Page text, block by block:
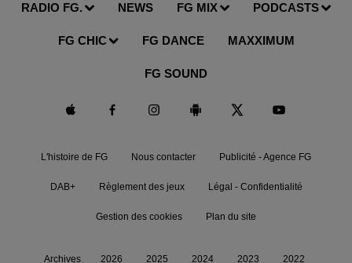
RADIO FG. NEWS FG MIX PODCASTS
FG CHIC FG DANCE MAXXIMUM
FG SOUND
L'histoire de FG Nous contacter Publicité - Agence FG
DAB+ Règlement des jeux Légal - Confidentialité
Gestion des cookies Plan du site
Archives 2026 2025 2024 2023 2022